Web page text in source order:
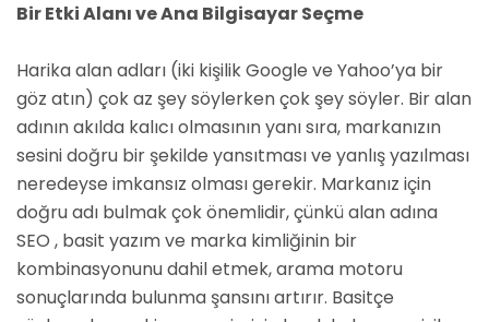
Bir Etki Alanı ve Ana Bilgisayar Seçme
Harika alan adları (iki kişilik Google ve Yahoo’ya bir
göz atın) çok az şey söylerken çok şey söyler. Bir alan
adının akılda kalıcı olmasının yanı sıra, markanızın
sesini doğru bir şekilde yansıtması ve yanlış yazılması
neredeyse imkansız olması gerekir. Markanız için
doğru adı bulmak çok önemlidir, çünkü alan adına
SEO , basit yazım ve marka kimliğinin bir
kombinasyonunu dahil etmek, arama motoru
sonuçlarında bulunma şansını artırır. Basitçe